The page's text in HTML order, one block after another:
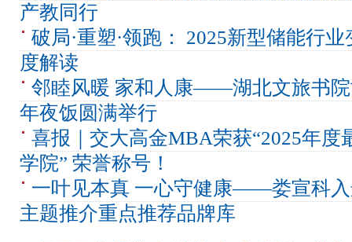
产教同行
破局·重塑·领跑： 2025新型储能行
度解读
邻睦风暖 家和人康——湖北文旅书
年夜饭圆满举行
喜报｜交大高金MBA荣获“2025年度
学院” 荣誉称号！
一叶见本真 一心守健康——娄宣科入
主题推介重点推荐品牌库